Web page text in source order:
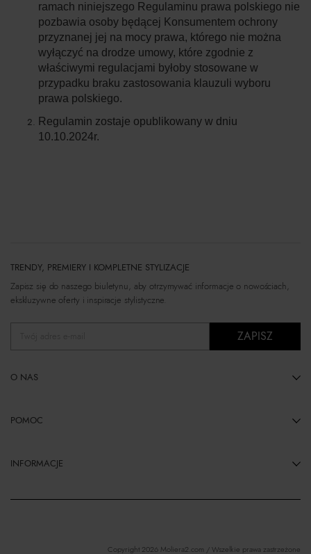
ramach niniejszego Regulaminu prawa polskiego nie
pozbawia osoby będącej Konsumentem ochrony
przyznanej jej na mocy prawa, którego nie można
wyłączyć na drodze umowy, które zgodnie z
właściwymi regulacjami byłoby stosowane w
przypadku braku zastosowania klauzuli wyboru
prawa polskiego.
Regulamin zostaje opublikowany w dniu
10.10.2024r.
TRENDY, PREMIERY I KOMPLETNE STYLIZACJE
Zapisz się do naszego biuletynu, aby otrzymywać informacje o nowościach,
ekskluzywne oferty i inspiracje stylistyczne.
ZAPISZ
O NAS
POMOC
INFORMACJE
Copyright 2026 Moliera2.com / Wszelkie prawa zastrzeżone